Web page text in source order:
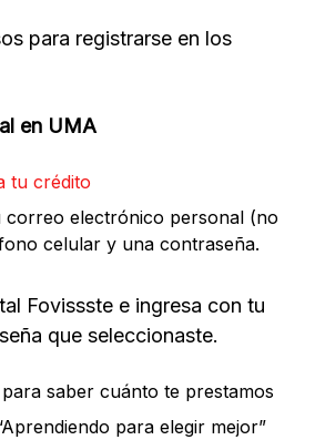
para registrarse en los
en UMA
tu crédito
correo electrónico personal (no
celular y una contraseña.
Fovissste e ingresa con tu
que seleccionaste.
saber cuánto te prestamos
para elegir mejor”